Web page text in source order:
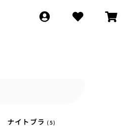
ナイトブラ(5)